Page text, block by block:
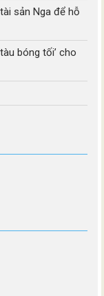
sản Nga để hỗ
bóng tối’ cho